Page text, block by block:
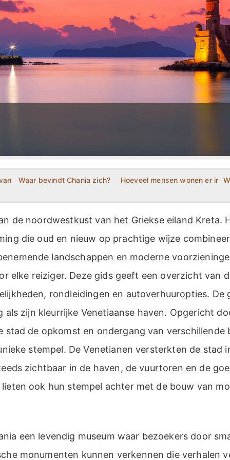
Chania?
Waar bevindt Chania zich? Hoeveel mensen wonen er in
de noordwestkust van het Griekse eiland Kreta.
die oud en nieuw op prachtige wijze
landschappen en moderne
elke reiziger. Deze gids geeft een overzicht van
rondleidingen en autoverhuuropties. De
als zijn kleurrijke Venetiaanse haven. Opgericht
stad de opkomst en ondergang van verschillende
stempel. De Venetianen versterkten de stad
zichtbaar in de haven, de vuurtoren en de
ook hun stempel achter met de bouw van
een levendig museum waar bezoekers door
monumenten kunnen verkennen die verhalen